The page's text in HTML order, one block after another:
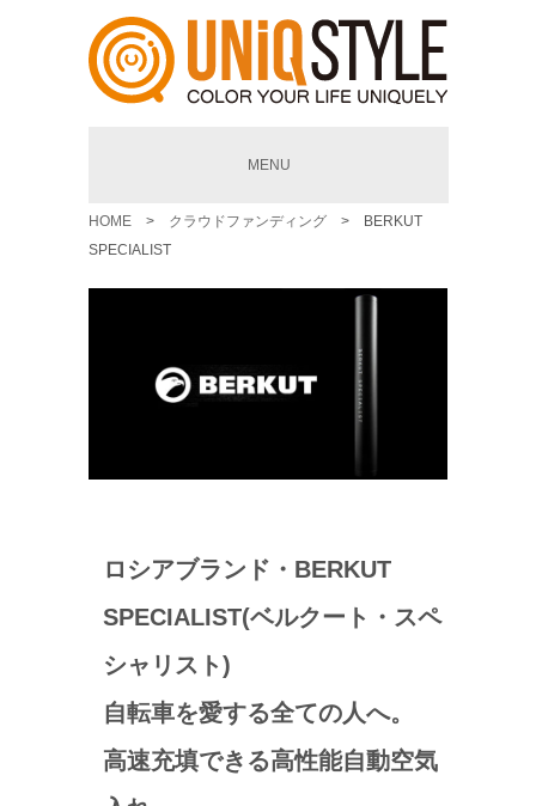
MENU
HOME > クラウドファンディング > BERKUT
SPECIALIST
ロシアブランド・BERKUT
SPECIALIST(ベルクート・スペ
シャリスト)
自転車を愛する全ての人へ。
高速充填できる高性能自動空気